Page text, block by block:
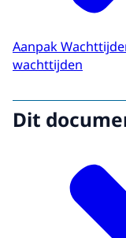
Aanpak
wachttijden
Dit